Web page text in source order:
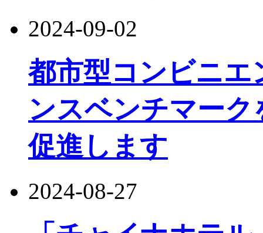
2024-09-02
都市型コンビニ
ンスベンチマー
促進します
2024-08-27